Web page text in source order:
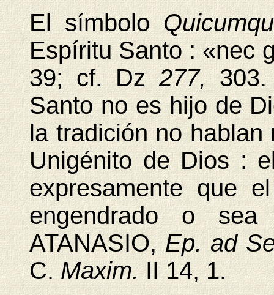
El símbolo
Espíritu Santo : «nec
39; cf. Dz277,
Santo no es hijo de
la tradición no
Unigénito de Dios :
expresamente que
engendrado o
ATANASIO,Ep. ad
C. Maxim.II14, 1.